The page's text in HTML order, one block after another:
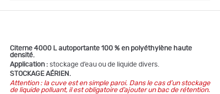
Citerne 4000 L autoportante 100 % en polyéthylène haute
densité.
Application : stockage d’eau ou de liquide divers.
STOCKAGE AÉRIEN.
Attention : la cuve est en simple paroi. Dans le cas d’un stockage
de liquide polluant, il est obligatoire d’ajouter un bac de rétention.